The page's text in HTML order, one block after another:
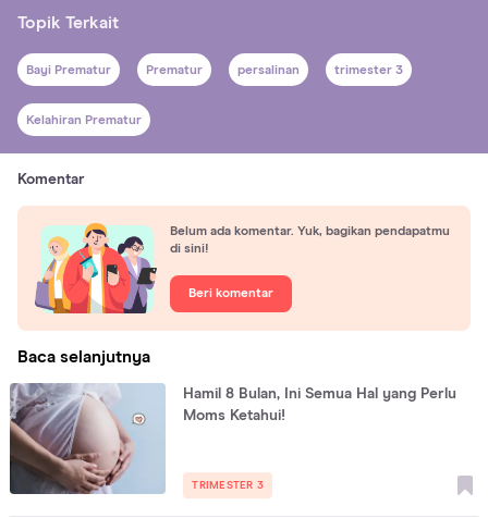
Topik Terkait
Bayi Prematur Prematur persalinan trimester 3
Kelahiran Prematur
Komentar
Belum ada komentar. Yuk, bagikan pendapatmu
di sini!
Beri komentar
Baca selanjutnya
Hamil 8 Bulan, Ini Semua Hal yang Perlu
Moms Ketahui!
TRIMESTER 3